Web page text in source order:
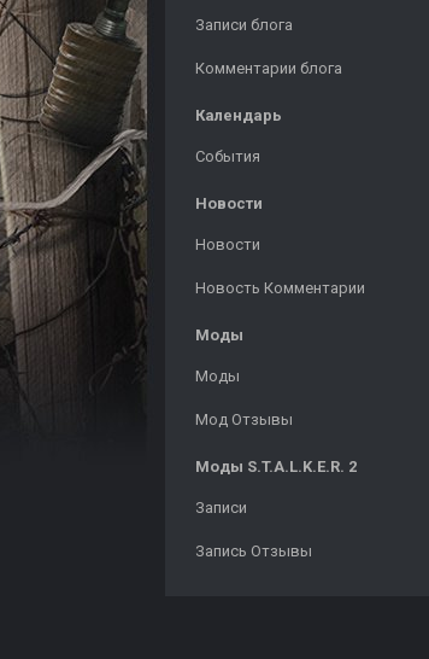
Записи блога
Комментарии блога
Календарь
События
Новости
Новости
Новость Комментарии
Моды
Моды
Мод Отзывы
Моды S.T.A.L.K.E.R. 2
Записи
Запись Отзывы